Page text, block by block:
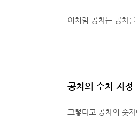
이처럼 공차는 공차
공차의 수치 지정
그렇다고 공차의 숫